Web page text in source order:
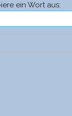
ein Wort aus: